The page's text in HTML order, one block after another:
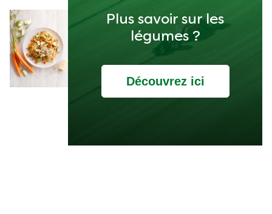
Plus savoir sur les
légumes ?
Découvrez ici